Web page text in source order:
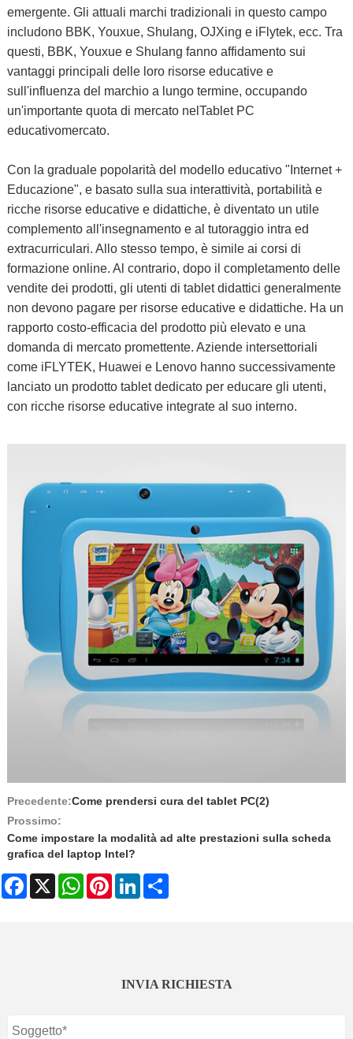
emergente. Gli attuali marchi tradizionali in questo campo
includono BBK, Youxue, Shulang, OJXing e iFlytek, ecc. Tra
questi, BBK, Youxue e Shulang fanno affidamento sui
vantaggi principali delle loro risorse educative e
sull'influenza del marchio a lungo termine, occupando
un'importante quota di mercato nel Tablet PC
educativomercato.
Con la graduale popolarità del modello educativo "Internet +
Educazione", e basato sulla sua interattività, portabilità e
ricche risorse educative e didattiche, è diventato un utile
complemento all'insegnamento e al tutoraggio intra ed
extracurriculari. Allo stesso tempo, è simile ai corsi di
formazione online. Al contrario, dopo il completamento delle
vendite dei prodotti, gli utenti di tablet didattici generalmente
non devono pagare per risorse educative e didattiche. Ha un
rapporto costo-efficacia del prodotto più elevato e una
domanda di mercato promettente. Aziende intersettoriali
come iFLYTEK, Huawei e Lenovo hanno successivamente
lanciato un prodotto tablet dedicato per educare gli utenti,
con ricche risorse educative integrate al suo interno.
Precedente:Come prendersi cura del tablet PC(2)
Prossimo:
Come impostare la modalità ad alte prestazioni sulla scheda
grafica del laptop Intel?
Facebook
X WhatsApp
PinterestLinkedIn
INVIA RICHIESTA